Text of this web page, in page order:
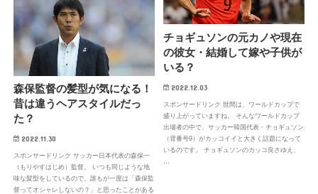
チョギュソンの元カノや現在
の彼女・結婚して嫁や子供が
いる？
2022.12.03
スポンサードリンク 世間は、ワールドカップで
盛り上がっていますね。 そんなワールドカップ
出場者の中で、サッカー韓国代表・チョギュソン
（背番号9）がカッコイイと大きく話題になって
いるのです。 チョギュソンのカッコ良さゆえ、
森保監督の髪型が気になる！
昔は違うヘアスタイルだっ
た？
2022.11.30
スポンサードリンク サッカー日本代表の森保一
（もりやすはじめ）監督。 いつも同じような地
味な髪型をしているので、誰もが一度は「森保監
督ってオシャレしないの？」と思ったことがある